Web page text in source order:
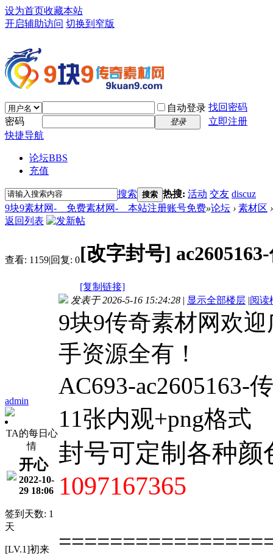
设为首页收藏本站
开启辅助访问 切换到窄版
自动登录 找回密码
密码
登录
立即注册
快捷导航
论坛BBS
充值
搜索 搜索 热搜: 活动 交友 discuz
9块9素材网-＿免费素材网-＿本站注册账号免费»论坛 › 素材区 ›
返回列表
查看: 1159|回复: 0[改字封号]
[复制链接]
admin
TA的每日心
情
开心
2022-10-
29 18:06
签到天数: 1
天
[LV.1]初来
发表于 2026-5-16 15:24:28 | 显示全部楼层 |阅读
9块9传奇素材网欢
手资源全有！
AC693-ac2605163-
11张内观+png格式
封号可定制各种
1097167365